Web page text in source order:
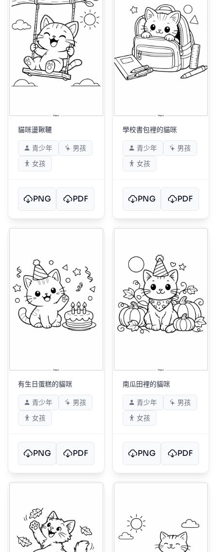
貓咪盪鞦韆
青少年
男孩
女孩
PNG PDF
學校書包裡的貓咪
青少年
男孩
女孩
PNG PDF
有生日蛋糕的貓咪
青少年
男孩
女孩
PNG PDF
南瓜田裡的貓咪
青少年
男孩
女孩
PNG PDF